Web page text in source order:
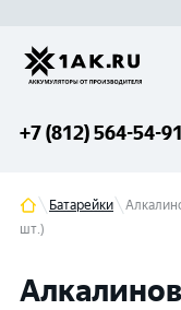
+7 (812) 564-54-91
Батарейки
шт.)
Гатчина